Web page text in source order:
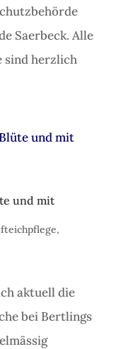
Saerbeck. Alle
sind herzlich
und mit
,
aktuell die
bei Bertlings